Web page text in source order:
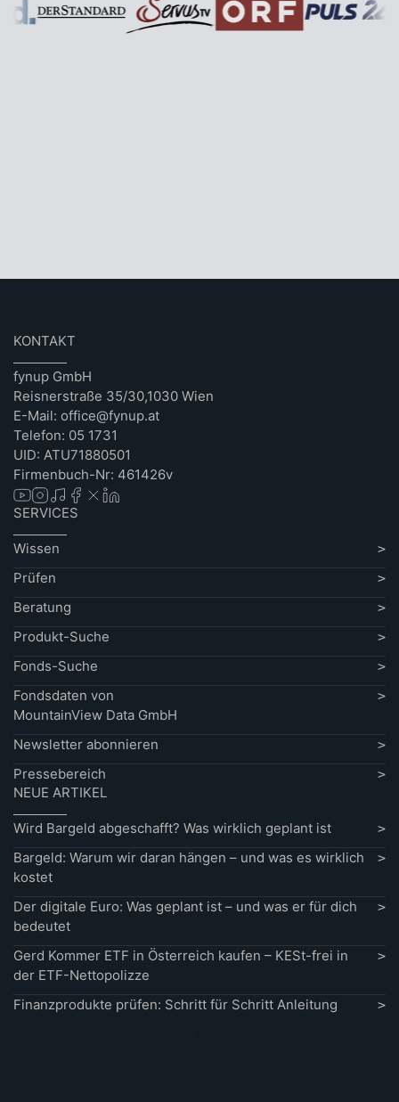
KONTAKT
fynup GmbH
Reisnerstraße 35/30,1030 Wien
E-Mail: office@fynup.at
Telefon: 05 1731
UID: ATU71880501
Firmenbuch-Nr: 461426v
SERVICES
Wissen
Prüfen
Beratung
Produkt-Suche
Fonds-Suche
Fondsdaten von
MountainView Data GmbH
Newsletter abonnieren
Pressebereich
NEUE ARTIKEL
Wird Bargeld abgeschafft? Was wirklich geplant ist
Bargeld: Warum wir daran hängen – und was es wirklich
kostet
Der digitale Euro: Was geplant ist – und was er für dich
bedeutet
Gerd Kommer ETF in Österreich kaufen – KESt-frei in
der ETF-Nettopolizze
Finanzprodukte prüfen: Schritt für Schritt Anleitung